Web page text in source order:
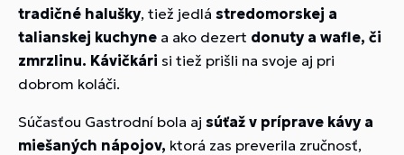
tradičné halušky, tiež jedlá stredomorskej a
talianskej kuchyne a ako dezert donuty a wafle, či
zmrzlinu. Kávičkári si tiež prišli na svoje aj pri
dobrom koláči.
Súčasťou Gastrodní bola aj súťaž v príprave kávy a
miešaných nápojov, ktorá zas preverila zručnosť,